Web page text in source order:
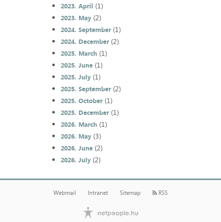
2023. April (1)
2023. May(2)
2024. September(1)
2024. December(2)
2025. March (1)
2025. June(1)
2025. July(1)
2025. September(2)
2025. October(1)
2025. December(1)
2026. March (1)
2026. May(3)
2026. June(2)
2026. July(2)
Webmail Intranet Sitemap RSS